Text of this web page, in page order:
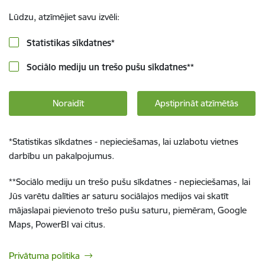
Lūdzu, atzīmējiet savu izvēli:
Statistikas sīkdatnes*
Sociālo mediju un trešo pušu sīkdatnes**
Noraidīt Apstiprināt atzīmētās
*Statistikas sīkdatnes - nepieciešamas, lai uzlabotu vietnes
darbību un pakalpojumus.
**Sociālo mediju un trešo pušu sīkdatnes - nepieciešamas, lai
Jūs varētu dalīties ar saturu sociālajos medijos vai skatīt
mājaslapai pievienoto trešo pušu saturu, piemēram, Google
Maps, PowerBI vai citus.
Privātuma politika